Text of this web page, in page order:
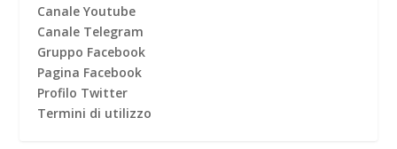
Canale Youtube
Canale Telegram
Gruppo Facebook
Pagina Facebook
Profilo Twitter
Termini di utilizzo